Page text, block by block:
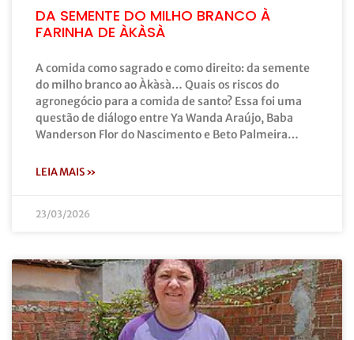
DA SEMENTE DO MILHO BRANCO À
FARINHA DE ÀKÀSÀ
A comida como sagrado e como direito: da semente
do milho branco ao Àkàsà… Quais os riscos do
agronegócio para a comida de santo? Essa foi uma
questão de diálogo entre Ya Wanda Araújo, Baba
Wanderson Flor do Nascimento e Beto Palmeira…
LEIA MAIS »
23/03/2026